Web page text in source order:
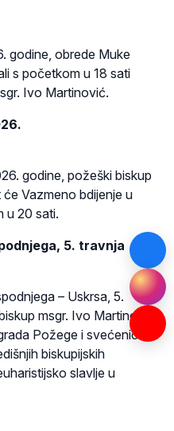
godine, obrede Muke
s početkom u 18 sati
Ivo Martinović.
godine, požeški biskup
Vazmeno bdijenje u
u 20 sati.
5. travnja
– Uskrsa, 5.
msgr. Ivo Martinović
Požege i svećenicima
biskupijskih
slavlje u